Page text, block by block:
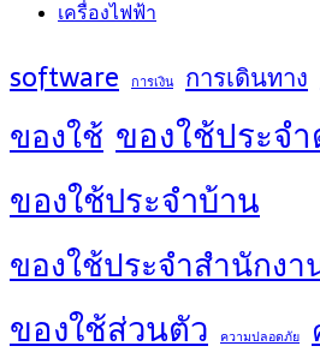
เครื่องไฟฟ้า
software การเงิน การเดินทาง
ของใช้ ของใช้ประจ
ของใช้ประจำบ้าน
ของใช้ประจำสำนักงา
ของใช้ส่วนตัว ความปลอดภัย